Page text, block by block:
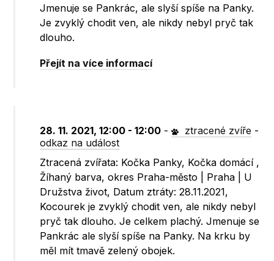
Jmenuje se Pankrác, ale slyší spíše na Panky.
Je zvyklý chodit ven, ale nikdy nebyl pryč tak
dlouho.
Přejít na více informací
28. 11. 2021, 12:00 - 12:00 - ztracené zvíře -
odkaz na událost
Ztracená zvířata: Kočka Panky, Kočka domácí ,
Žíhaný barva, okres Praha-město | Praha | U
Družstva život, Datum ztráty: 28.11.2021,
Kocourek je zvyklý chodit ven, ale nikdy nebyl
pryč tak dlouho. Je celkem plachý. Jmenuje se
Pankrác ale slyší spíše na Panky. Na krku by
měl mít tmavě zelený obojek.